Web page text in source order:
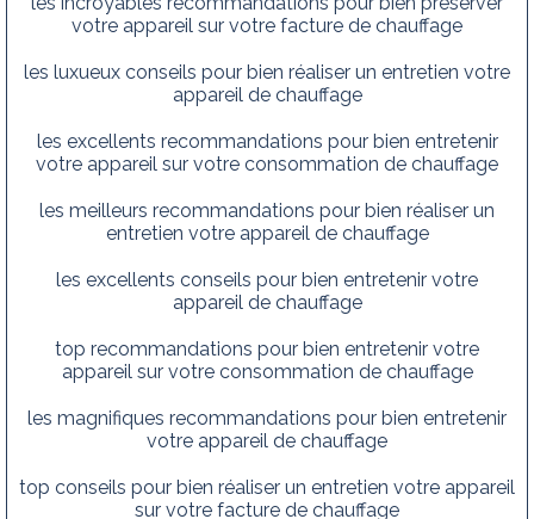
votre appareil sur votre facture de chauffage
les luxueux conseils pour bien réaliser un entretien votre
appareil de chauffage
les excellents recommandations pour bien entretenir
votre appareil sur votre consommation de chauffage
les meilleurs recommandations pour bien réaliser un
entretien votre appareil de chauffage
les excellents conseils pour bien entretenir votre
appareil de chauffage
top recommandations pour bien entretenir votre
appareil sur votre consommation de chauffage
les magnifiques recommandations pour bien entretenir
votre appareil de chauffage
top conseils pour bien réaliser un entretien votre appareil
sur votre facture de chauffage